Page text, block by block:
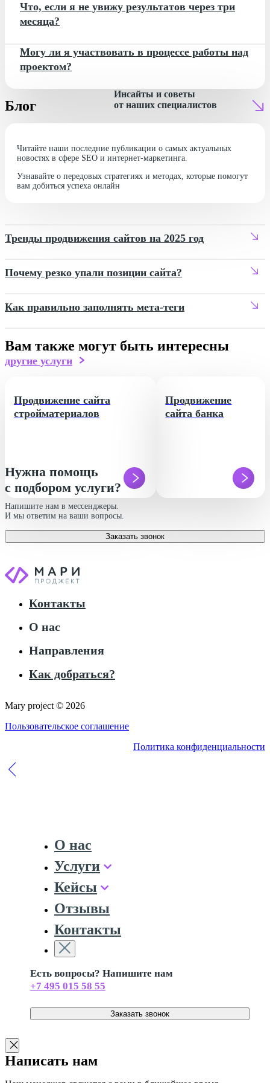
Что, если я не увижу результатов через три
месяца?
Могу ли я участвовать в процессе работы над
проектом?
Блог
Читайте наши последние публикации о самых актуальных
новостях в сфере SEO и интернет-маркетинга.
Узнавайте о передовых стратегиях и методах, которые помогут
вам добиться успеха онлайн
Инсайты и советы
от наших специалистов
Тренды продвижения сайтов на 2025 год
Почему резко упали позиции сайта?
Как правильно заполнять мета-теги
Вам также могут быть интересны
другие услуги
Продвижение сайта
стройматериалов
Продвижение
сайта банка
Нужна помощь
с подбором услуги?
Напишите нам в мессенджеры.
И мы ответим на ваши вопросы.
Заказать звонок
Контакты
О нас
Направления
Как добраться?
Mary project © 2026
Пользовательское соглашение
Политика конфиденциальности
О нас
Услуги
Кейсы
Отзывы
Контакты
Есть вопросы? Напишите нам
+7 495 015 58 55
Заказать звонок
Написать нам